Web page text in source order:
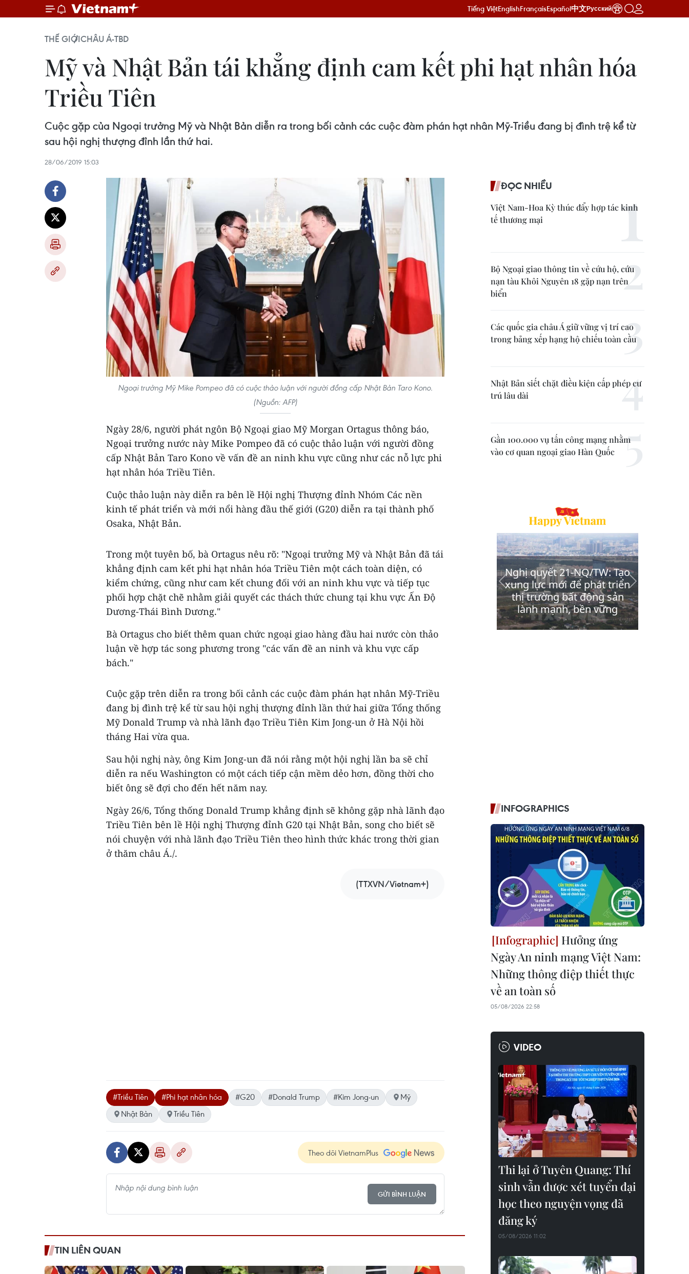
Tiếng ViệtEnglishFrançaisEspañol中文Русский
THẾ GIỚICHÂU Á-TBD
Mỹ và Nhật Bản tái khẳng định cam kết phi hạt nhân hóa
Triều Tiên
Cuộc gặp của Ngoại trưởng Mỹ và Nhật Bản diễn ra trong bối cảnh các cuộc đàm phán hạt nhân Mỹ-Triều đang bị đình trệ kể từ
sau hội nghị thượng đỉnh lần thứ hai.
28/06/2019 15:03
Ngoại trưởng Mỹ Mike Pompeo đã có cuộc thảo luận với người đồng cấp Nhật Bản Taro Kono.
(Nguồn: AFP)
Ngày 28/6, người phát ngôn Bộ Ngoại giao Mỹ Morgan Ortagus thông báo,
Ngoại trưởng nước này Mike Pompeo đã có cuộc thảo luận với người đồng
cấp Nhật Bản Taro Kono về vấn đề an ninh khu vực cũng như các nỗ lực phi
hạt nhân hóa Triều Tiên.
Cuộc thảo luận này diễn ra bên lề Hội nghị Thượng đỉnh Nhóm Các nền
kinh tế phát triển và mới nổi hàng đầu thế giới (G20) diễn ra tại thành phố
Osaka, Nhật Bản.
Trong một tuyên bố, bà Ortagus nêu rõ: "Ngoại trưởng Mỹ và Nhật Bản đã tái
khẳng định cam kết phi hạt nhân hóa Triều Tiên một cách toàn diện, có
kiểm chứng, cũng như cam kết chung đối với an ninh khu vực và tiếp tục
phối hợp chặt chẽ nhằm giải quyết các thách thức chung tại khu vực Ấn Độ
Dương-Thái Bình Dương."
Bà Ortagus cho biết thêm quan chức ngoại giao hàng đầu hai nước còn thảo
luận về hợp tác song phương trong "các vấn đề an ninh và khu vực cấp
bách."
Cuộc gặp trên diễn ra trong bối cảnh các cuộc đàm phán hạt nhân Mỹ-Triều
đang bị đình trệ kể từ sau hội nghị thượng đỉnh lần thứ hai giữa Tổng thống
Mỹ Donald Trump và nhà lãnh đạo Triều Tiên Kim Jong-un ở Hà Nội hồi
tháng Hai vừa qua.
Sau hội nghị này, ông Kim Jong-un đã nói rằng một hội nghị lần ba sẽ chỉ
diễn ra nếu Washington có một cách tiếp cận mềm dẻo hơn, đồng thời cho
biết ông sẽ đợi cho đến hết năm nay.
Ngày 26/6, Tổng thống Donald Trump khẳng định sẽ không gặp nhà lãnh đạo
Triều Tiên bên lề Hội nghị Thượng đỉnh G20 tại Nhật Bản, song cho biết sẽ
nói chuyện với nhà lãnh đạo Triều Tiên theo hình thức khác trong thời gian
ở thăm châu Á./.
(TTXVN/Vietnam+)
#Triều Tiên #Phi hạt nhân hóa #G20 #Donald Trump #Kim Jong-un
Mỹ
Nhật Bản
Triều Tiên
Theo dõi VietnamPlus
GỬI BÌNH LUẬN
TIN LIÊN QUAN
ĐỌC NHIỀU
Việt Nam-Hoa Kỳ thúc đẩy hợp tác kinh
tế thương mại
Bộ Ngoại giao thông tin về cứu hộ, cứu
nạn tàu Khôi Nguyên 18 gặp nạn trên
biển
Các quốc gia châu Á giữ vững vị trí cao
trong bảng xếp hạng hộ chiếu toàn cầu
Nhật Bản siết chặt điều kiện cấp phép cư
trú lâu dài
Gần 100.000 vụ tấn công mạng nhằm
vào cơ quan ngoại giao Hàn Quốc
INFOGRAPHICS
Hưởng ứng
Ngày An ninh mạng Việt Nam:
Những thông điệp thiết thực
về an toàn số
05/08/2026 22:58
VIDEO
Thi lại ở Tuyên Quang: Thí
sinh vẫn được xét tuyển đại
học theo nguyện vọng đã
đăng ký
05/08/2026 11:02